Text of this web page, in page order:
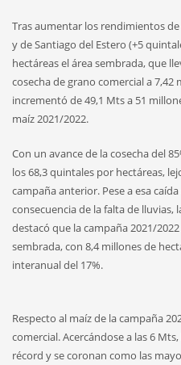
Tras aumentar los rendimientos
y de Santiago del Estero (+5
hectáreas el área sembrada, que
cosecha de grano comercial a 7,42
incrementó de 49,1 Mts a 51
maíz 2021/2022.
Con un avance de la cosecha del
los 68,3 quintales por hectáreas,
campaña anterior. Pese a esa
consecuencia de la falta de lluvias,
destacó que la campaña 2021/
sembrada, con 8,4 millones de
interanual del 17%.
Respecto al maíz de la campaña
comercial. Acercándose a las 6
récord y se coronan como las